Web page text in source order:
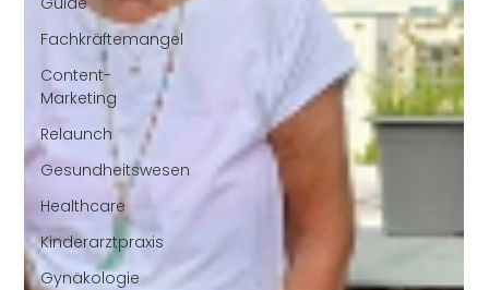
Fachkräftemangel
Content-
Marketing
Relaunch
Gesundheitswesen
Healthcare
Kinderarztpraxis
Gynäkologie